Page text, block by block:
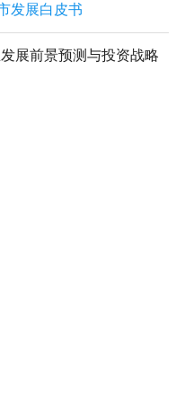
发展白皮书
展前景预测与投资战略